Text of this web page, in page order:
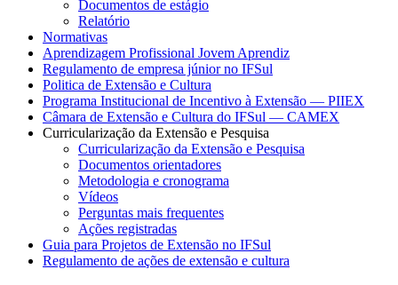
Documentos de estágio
Relatório
Normativas
Aprendizagem Profissional Jovem Aprendiz
Regulamento de empresa júnior no IFSul
Politica de Extensão e Cultura
Programa Institucional de Incentivo à Extensão — PIIEX
Câmara de Extensão e Cultura do IFSul — CAMEX
Curricularização da Extensão e Pesquisa
Curricularização da Extensão e Pesquisa
Documentos orientadores
Metodologia e cronograma
Vídeos
Perguntas mais frequentes
Ações registradas
Guia para Projetos de Extensão no IFSul
Regulamento de ações de extensão e cultura